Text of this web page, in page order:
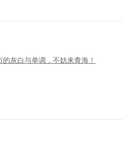
灰白与单调，不妨来青海！